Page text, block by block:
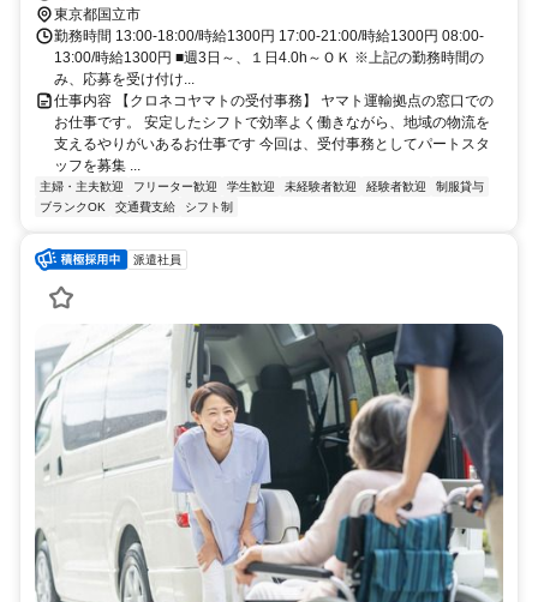
東京都国立市
勤務時間 13:00-18:00/時給1300円 17:00-21:00/時給1300円 08:00-
13:00/時給1300円 ■週3日～、１日4.0h～ＯＫ ※上記の勤務時間の
み、応募を受け付け...
仕事内容 【クロネコヤマトの受付事務】 ヤマト運輸拠点の窓口での
お仕事です。 安定したシフトで効率よく働きながら、地域の物流を
支えるやりがいあるお仕事です 今回は、受付事務としてパートスタ
ッフを募集 ...
主婦・主夫歓迎 フリーター歓迎 学生歓迎 未経験者歓迎 経験者歓迎
制服貸与
ブランクOK
交通費支給 シフト制
派遣社員